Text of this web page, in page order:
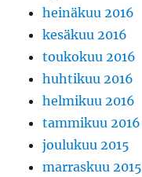
heinäkuu 2016
kesäkuu 2016
toukokuu 2016
huhtikuu 2016
helmikuu 2016
tammikuu 2016
joulukuu 2015
marraskuu 2015